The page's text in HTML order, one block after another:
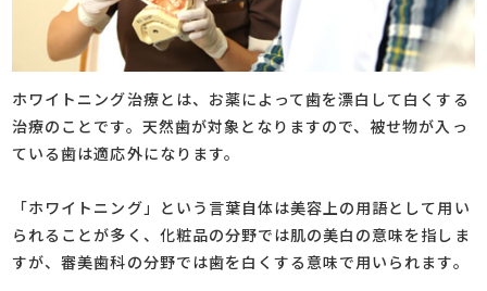
ホワイトニング治療とは、お薬によって歯を漂白して白くする
治療のことです。天然歯が対象となりますので、被せ物が入っ
ている歯は適応外になります。
「ホワイトニング」という言葉自体は美容上の用語として用い
られることが多く、化粧品の分野では肌の美白の意味を指しま
すが、審美歯科の分野では歯を白くする意味で用いられます。